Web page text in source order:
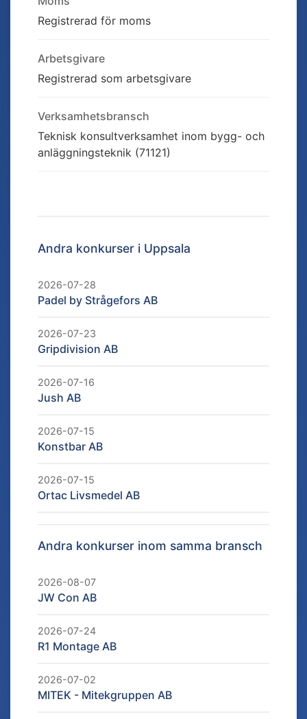
Registrerad för moms
Arbetsgivare
Registrerad som arbetsgivare
Verksamhetsbransch
Teknisk konsultverksamhet inom bygg- och
anläggningsteknik (71121)
Andra konkurser i Uppsala
2026-07-28
Padel by Strågefors AB
2026-07-23
Gripdivision AB
2026-07-16
Jush AB
2026-07-15
Konstbar AB
2026-07-15
Ortac Livsmedel AB
Andra konkurser inom samma bransch
2026-08-07
JW Con AB
2026-07-24
R1 Montage AB
2026-07-02
MITEK - Mitekgruppen AB